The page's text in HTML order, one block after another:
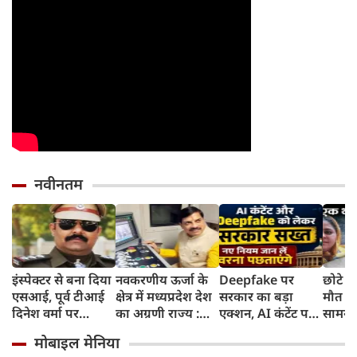
नवीनतम
इंस्पेक्टर से बना दिया
एसआई, पूर्व टीआई
दिनेश वर्मा पर
पॉकेट गवाह में की थी
नवकरणीय ऊर्जा के
क्षेत्र में मध्यप्रदेश देश
का अग्रणी राज्य :
यादव
Deepfake पर
सरकार का बड़ा
एक्शन, AI कंटेंट पर
गैरकानूनी सामग्री अब
छोटे
मौत के
सामने
फरार
मोबाइल मेनिया